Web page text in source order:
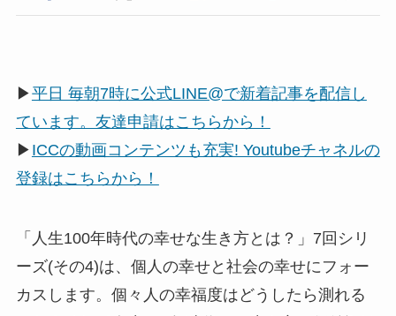
▶平日 毎朝7時に公式LINE@で新着記事を配信し
ています。友達申請はこちらから！
▶ ICCの動画コンテンツも充実! Youtubeチャネルの
登録はこちらから！
「人生100年時代の幸せな生き方とは？」7回シリ
ーズ(その4)は、個人の幸せと社会の幸せにフォー
カスします。個々人の幸福度はどうしたら測れる